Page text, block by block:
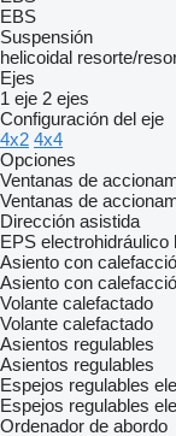
EBS
Suspensión
helicoidal resorte/
Ejes
1 eje 2 ejes
Configuración del eje
4x2 4x4
Opciones
Ventanas de
Ventanas de
Dirección asistida
EPS electrohidráulico
Asiento con
Asiento con
Volante calefactado
Volante calefactado
Asientos regulables
Asientos regulables
Espejos regulables
Espejos regulables
Ordenador de abordo